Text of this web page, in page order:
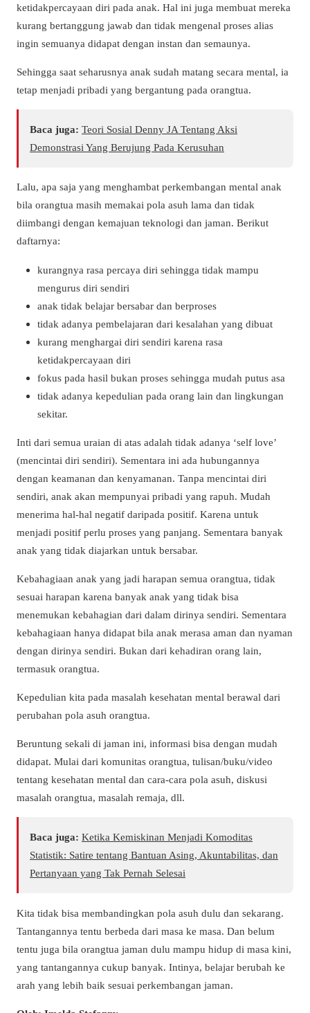
ketidakpercayaan diri pada anak. Hal ini juga membuat mereka
kurang bertanggung jawab dan tidak mengenal proses alias
ingin semuanya didapat dengan instan dan semaunya.
Sehingga saat seharusnya anak sudah matang secara mental, ia
tetap menjadi pribadi yang bergantung pada orangtua.
Baca juga: Teori Sosial Denny JA Tentang Aksi
Demonstrasi Yang Berujung Pada Kerusuhan
Lalu, apa saja yang menghambat perkembangan mental anak
bila orangtua masih memakai pola asuh lama dan tidak
diimbangi dengan kemajuan teknologi dan jaman. Berikut
daftarnya:
kurangnya rasa percaya diri sehingga tidak mampu
mengurus diri sendiri
anak tidak belajar bersabar dan berproses
tidak adanya pembelajaran dari kesalahan yang dibuat
kurang menghargai diri sendiri karena rasa
ketidakpercayaan diri
fokus pada hasil bukan proses sehingga mudah putus asa
tidak adanya kepedulian pada orang lain dan lingkungan
sekitar.
Inti dari semua uraian di atas adalah tidak adanya ‘self love’
(mencintai diri sendiri). Sementara ini ada hubungannya
dengan keamanan dan kenyamanan. Tanpa mencintai diri
sendiri, anak akan mempunyai pribadi yang rapuh. Mudah
menerima hal-hal negatif daripada positif. Karena untuk
menjadi positif perlu proses yang panjang. Sementara banyak
anak yang tidak diajarkan untuk bersabar.
Kebahagiaan anak yang jadi harapan semua orangtua, tidak
sesuai harapan karena banyak anak yang tidak bisa
menemukan kebahagian dari dalam dirinya sendiri. Sementara
kebahagiaan hanya didapat bila anak merasa aman dan nyaman
dengan dirinya sendiri. Bukan dari kehadiran orang lain,
termasuk orangtua.
Kepedulian kita pada masalah kesehatan mental berawal dari
perubahan pola asuh orangtua.
Beruntung sekali di jaman ini, informasi bisa dengan mudah
didapat. Mulai dari komunitas orangtua, tulisan/buku/video
tentang kesehatan mental dan cara-cara pola asuh, diskusi
masalah orangtua, masalah remaja, dll.
Baca juga: Ketika Kemiskinan Menjadi Komoditas
Statistik: Satire tentang Bantuan Asing, Akuntabilitas, dan
Pertanyaan yang Tak Pernah Selesai
Kita tidak bisa membandingkan pola asuh dulu dan sekarang.
Tantangannya tentu berbeda dari masa ke masa. Dan belum
tentu juga bila orangtua jaman dulu mampu hidup di masa kini,
yang tantangannya cukup banyak. Intinya, belajar berubah ke
arah yang lebih baik sesuai perkembangan jaman.